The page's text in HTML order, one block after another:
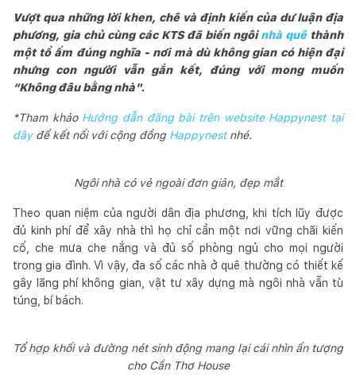
Vượt qua những lời khen, chê và định kiến của dư luận địa
phương, gia chủ cùng các KTS đã biến ngôinhà quêthành
một tổ ấm đúng nghĩa - nơi mà dù không gian có hiện đại
nhưng con người vẫn gắn kết, đúng với mong muốn
“Không đâu bằng nhà".
*Tham khảo Hướng dẫn đăng bài trên website Happynest tại
đâyđể kết nối với cộng đồng Happynest nhé.
Ngôi nhà có vẻ ngoài đơn giản, đẹp mắt
Theo quan niệm của người dân địa phương, khi tích lũy được
đủ kinh phí để xây nhà thì họ chỉ cần một nơi vững chãi kiến
cố, che mưa che nắng và đủ số phòng ngủ cho mọi người
trong gia đình. Vì vậy, đa số các nhà ở quê thường có thiết kế
gây lãng phí không gian, vật tư xây dựng mà ngôi nhà vẫn tù
túng, bí bách.
Tổ hợp khối và đường nét sinh động mang lại cái nhìn ấn tượng
cho Cần Thơ House